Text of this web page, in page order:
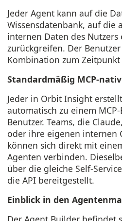
Jeder Agent kann auf die
Wissensdatenbank, auf die
internen Daten des
zurückgreifen. Der
Kombination zum
Standardmäßig MCP-nativ
Jeder in Orbit Insight
automatisch zu einem
Benutzer. Teams, die
oder ihre eigenen internen
können sich direkt mit
Agenten verbinden.
über die gleiche Self-
die API bereitgestellt.
Einblick in den